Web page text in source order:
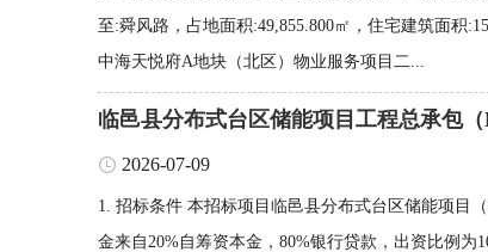
至:舜风路，占地面积:49,855.800㎡，住宅建筑面积
中海天悦府A地块（北区）物业服务项目二...
临邑县分布式台区储能项目工程总承包
2026-07-09
1. 招标条件 本招标项目临邑县分布式台区储能项目
金来自20%自筹资本金，80%银行贷款，出资比例